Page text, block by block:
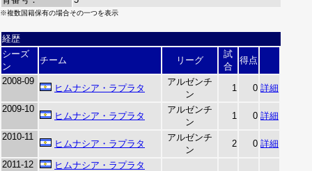
※複数国籍保有の場合その一つを表示
経歴
シーズ
ン
チーム リーグ
試
合
得点
2008-09
ヒムナシア・ラプラタ
アルゼンチ
ン
1 0 詳細
2009-10
ヒムナシア・ラプラタ
アルゼンチ
ン
1 0 詳細
2010-11
ヒムナシア・ラプラタ
アルゼンチ
ン
2 0 詳細
2011-12
ヒムナシア・ラプラタ